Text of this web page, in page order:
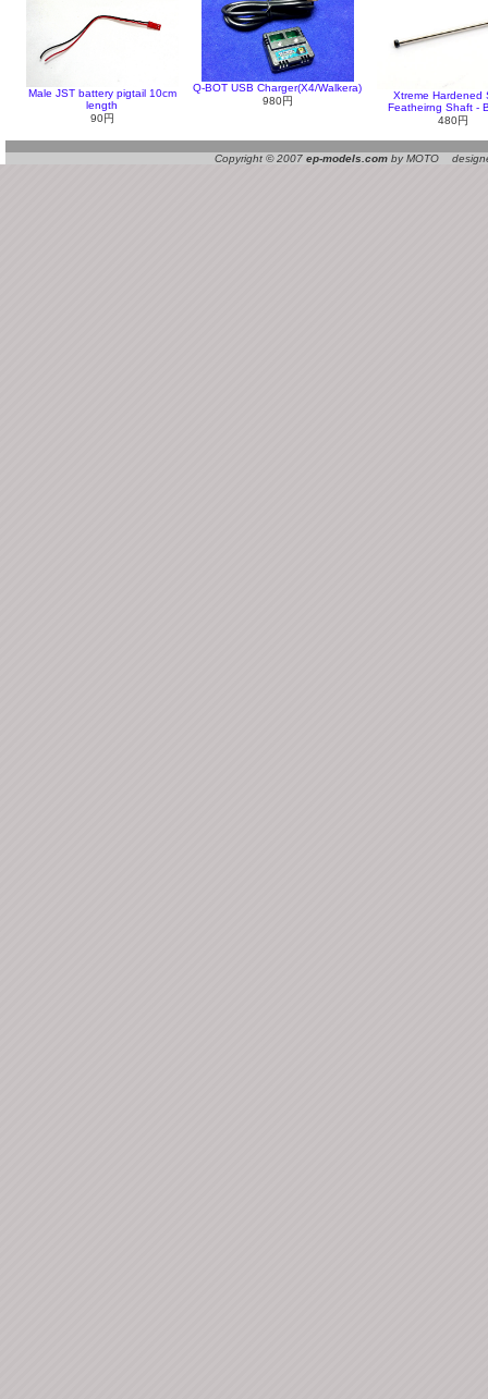
Male JST battery pigtail 10cm
length
90円
Q-BOT USB Charger(X4/Walkera)
980円
Xtreme Hardened
Featheirng Shaft -
480円
Copyright © 2007 ep-models.com by MOTO